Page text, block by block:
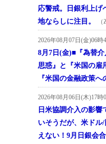
応警戒。日銀利上げ
地ならしに注目。
2026年08月07日(金)06時
8月7日(金)■『為替
思惑』と『米国の雇
『米国の金融政策
2026年08月06日(木)17時
日米協調介入の影響
いそうだが、米ドル
えない！9月日銀会